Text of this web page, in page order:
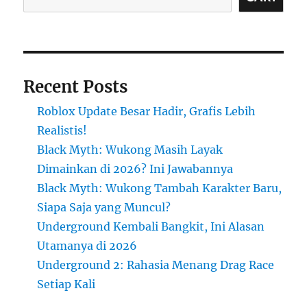
Recent Posts
Roblox Update Besar Hadir, Grafis Lebih
Realistis!
Black Myth: Wukong Masih Layak
Dimainkan di 2026? Ini Jawabannya
Black Myth: Wukong Tambah Karakter Baru,
Siapa Saja yang Muncul?
Underground Kembali Bangkit, Ini Alasan
Utamanya di 2026
Underground 2: Rahasia Menang Drag Race
Setiap Kali